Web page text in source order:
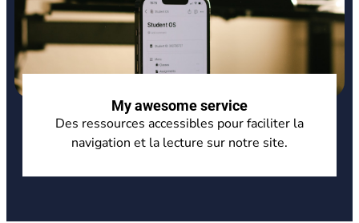
My awesome service
Des ressources accessibles pour faciliter la
navigation et la lecture sur notre site.